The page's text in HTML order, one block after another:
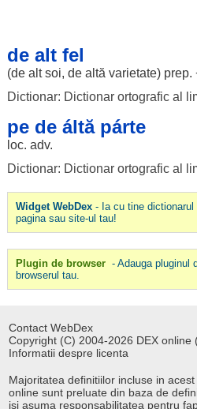
de alt fel
(de alt soi, de altă varietate) prep.
Dictionar: Dictionar ortografic al
pe de áltă párte
loc. adv.
Dictionar: Dictionar ortografic al
Widget WebDex- Ia cu tine dictionarul
pagina sau site-ul tau!
Plugin de browser - Adauga pluginul
browserul tau.
Contact WebDex
Copyright (C) 2004-2026 DEX online
Informatii despre licenta
Majoritatea definitiilor incluse in
online sunt preluate din baza de
isi asuma responsabilitatea pentru